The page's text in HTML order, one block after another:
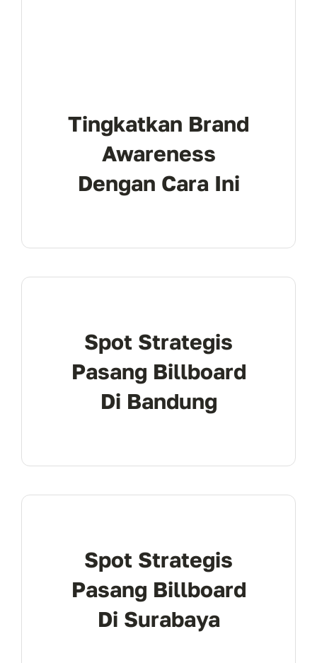
Tingkatkan Brand
Awareness
Dengan Cara Ini
Spot Strategis
Pasang Billboard
Di Bandung
Spot Strategis
Pasang Billboard
Di Surabaya